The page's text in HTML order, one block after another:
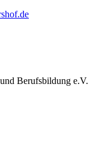
Berufsbildung e.V.